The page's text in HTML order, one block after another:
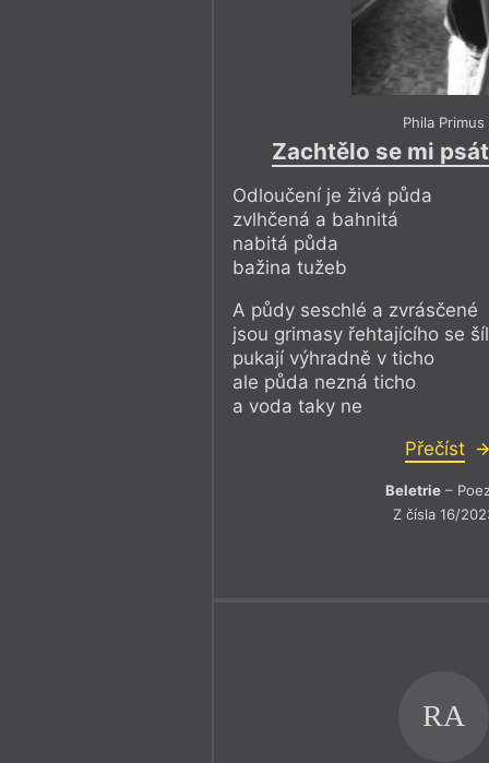
Phila Primus
Zachtělo se mi
Odloučení je živá půda
zvlhčená a bahnitá
nabitá půda
bažina tužeb
A půdy seschlé a zvrásčené
jsou grimasy řehtajícího se
pukají výhradně v ticho
ale půda nezná ticho
a voda taky ne
Přečíst
Beletrie–
Z čísla 16/
RA